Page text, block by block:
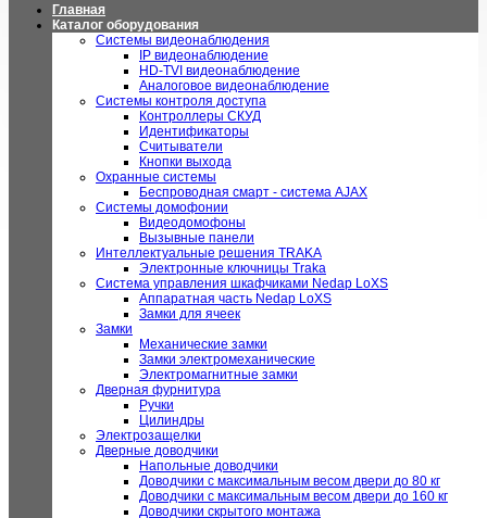
Главная
Каталог оборудования
Системы видеонаблюдения
IP видеонаблюдение
HD-TVI видеонаблюдение
Аналоговое видеонаблюдение
Системы контроля доступа
Контроллеры СКУД
Идентификаторы
Считыватели
Кнопки выхода
Охранные системы
Беспроводная смарт - система AJAX
Системы домофонии
Видеодомофоны
Вызывные панели
Интеллектуальные решения TRAKA
Электронные ключницы Traka
Система управления шкафчиками Nedap LoXS
Аппаратная часть Nedap LoXS
Замки для ячеек
Замки
Механические замки
Замки электромеханические
Электромагнитные замки
Дверная фурнитура
Ручки
Цилиндры
Электрозащелки
Дверные доводчики
Напольные доводчики
Доводчики с максимальным весом двери до 80 кг
Доводчики с максимальным весом двери до 160 кг
Доводчики скрытого монтажа